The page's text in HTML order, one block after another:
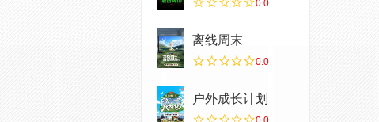
0.0
离线周末
0.0
户外成长计划